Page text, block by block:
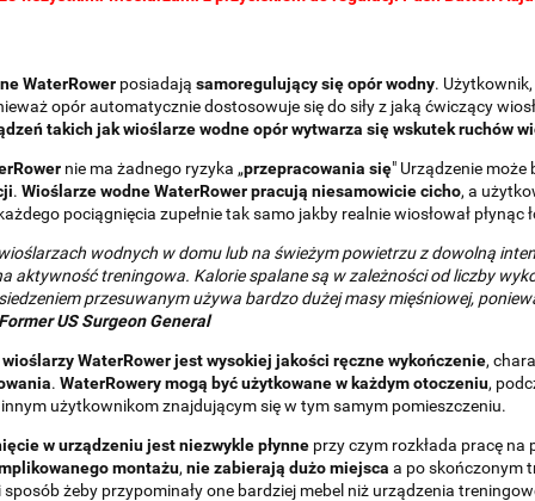
WaterRower posiadają samoregulujący się opór wodny.
opór automatycznie dostosowuje się do siły z jaką ćwiczący
takich jak wioślarze wodne opór wytwarza się wskutek ruchów
nie ma żadnego ryzyka „przepracowania się" Urządzenie
. Wioślarze wodne WaterRower pracują niesamowicie cicho, a
pociągnięcia zupełnie tak samo jakby realnie wiosłował
wodnych w domu lub na świeżym powietrzu z dowolną
aktywność treningowa. Kalorie spalane są w zależności od liczby
przesuwanym używa bardzo dużej masy mięśniowej,
US Surgeon General
wioślarzy WaterRower jest wysokiej jakości ręczne wykończenie,
. WaterRowery mogą być użytkowane w każdym otoczeniu,
użytkownikom znajdującym się w tym samym pomieszczeniu.
w urządzeniu jest niezwykle płynne przy czym rozkłada pracę
montażu, nie zabierają dużo miejsca a po skończonym
żeby przypominały one bardziej mebel niż urządzenia